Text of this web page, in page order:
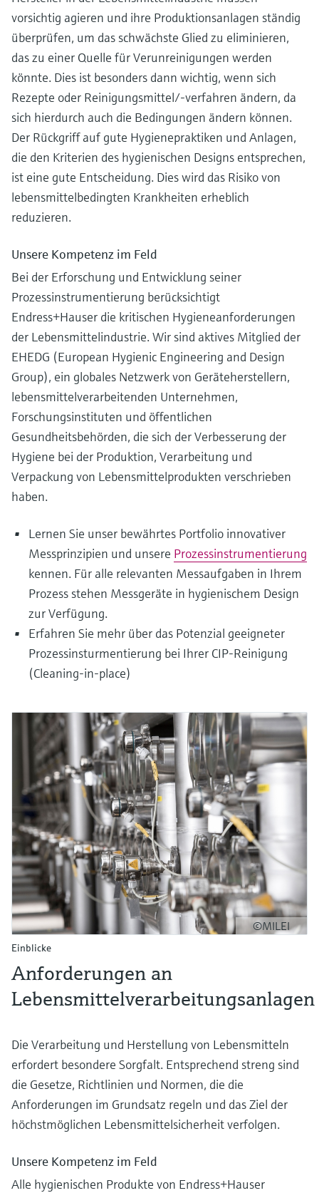
vorsichtig agieren und ihre Produktionsanlagen ständig
überprüfen, um das schwächste Glied zu eliminieren,
das zu einer Quelle für Verunreinigungen werden
könnte. Dies ist besonders dann wichtig, wenn sich
Rezepte oder Reinigungsmittel/-verfahren ändern, da
sich hierdurch auch die Bedingungen ändern können.
Der Rückgriff auf gute Hygienepraktiken und Anlagen,
die den Kriterien des hygienischen Designs entsprechen,
ist eine gute Entscheidung. Dies wird das Risiko von
lebensmittelbedingten Krankheiten erheblich
reduzieren.
Unsere Kompetenz im Feld
Bei der Erforschung und Entwicklung seiner
Prozessinstrumentierung berücksichtigt
Endress+Hauser die kritischen Hygieneanforderungen
der Lebensmittelindustrie. Wir sind aktives Mitglied der
EHEDG (European Hygienic Engineering and Design
Group), ein globales Netzwerk von Geräteherstellern,
lebensmittelverarbeitenden Unternehmen,
Forschungsinstituten und öffentlichen
Gesundheitsbehörden, die sich der Verbesserung der
Hygiene bei der Produktion, Verarbeitung und
Verpackung von Lebensmittelprodukten verschrieben
haben.
Lernen Sie unser bewährtes Portfolio innovativer
Messprinzipien und unsere Prozessinstrumentierung
kennen. Für alle relevanten Messaufgaben in Ihrem
Prozess stehen Messgeräte in hygienischem Design
zur Verfügung.
Erfahren Sie mehr über das Potenzial geeigneter
Prozessinsturmentierung bei Ihrer CIP-Reinigung
(Cleaning-in-place)
©MILEI
Einblicke
Anforderungen an
Lebensmittelverarbeitungsanlagen
Die Verarbeitung und Herstellung von Lebensmitteln
erfordert besondere Sorgfalt. Entsprechend streng sind
die Gesetze, Richtlinien und Normen, die die
Anforderungen im Grundsatz regeln und das Ziel der
höchstmöglichen Lebensmittelsicherheit verfolgen.
Unsere Kompetenz im Feld
Alle hygienischen Produkte von Endress+Hauser